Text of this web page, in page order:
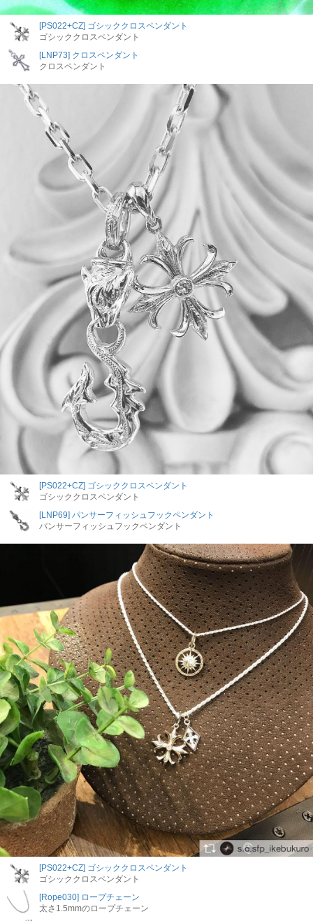
[PS022+CZ] ゴシッククロスペンダント
ゴシッククロスペンダント
[LNP73] クロスペンダント
クロスペンダント
[PS022+CZ] ゴシッククロスペンダント
ゴシッククロスペンダント
[LNP69] パンサーフィッシュフックペンダント
パンサーフィッシュフックペンダント
[PS022+CZ] ゴシッククロスペンダント
ゴシッククロスペンダント
[Rope030] ロープチェーン
太さ1.5mmのロープチェーン